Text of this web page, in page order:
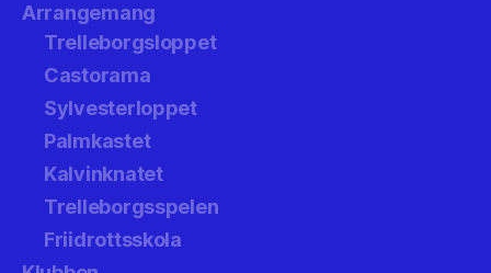
Arrangemang
Trelleborgsloppet
Castorama
Sylvesterloppet
Palmkastet
Kalvinknatet
Trelleborgsspelen
Friidrottsskola